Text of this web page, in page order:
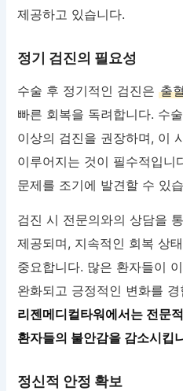
제공하고 있습니다.
정기 검진의 필요성
수술 후 정기적인 검진은출
빠른 회복을 독려합니다. 수
이상의 검진을 권장하며, 이
이루어지는 것이 필수적입니
문제를 조기에 발견할 수 있
검진 시 전문의와의 상담을
제공되며, 지속적인 회복 상
중요합니다. 많은 환자들이
완화되고 긍정적인 변화를
리젠메디컬타워에서는 전문
환자들의 불안감을 감소시킵
정신적 안정 확보